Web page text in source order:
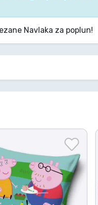
Navlaka za poplun!